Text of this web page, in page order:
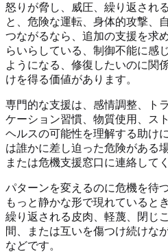
怒りが脅し、威圧、繰り返され
と、危険な運転、身体的攻撃、
つながるなら、追加の支援を求
らいらしている、制御不能に感
ようになる、修復したいのに関
けを得る価値があります。
専門的な支援は、感情調整、ト
ケーション習慣、物質使用、ス
ヘルスの可能性を理解する助け
は誰かに差し迫った危険がある
または危機支援窓口に連絡して
パターンを変えるのに危機を待
もっと静かな形で現れていると
繰り返される皮肉、軽蔑、閉じ
間、または互いを傷つけ続けな
などです。